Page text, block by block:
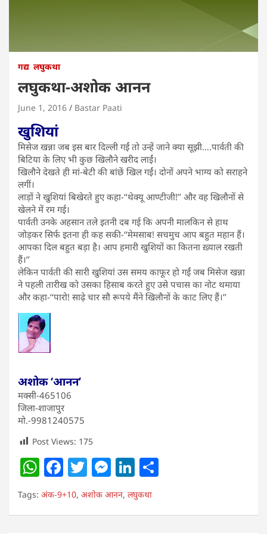
गद्य लघुकथा
लघुकथा-अशोक आनन
June 1, 2016 Bastar Paati
खुशियां
मिसेज खन्ना जब इस बार दिल्ली गईं तो उन्हें जाने क्या सूझी….पार्वती की
बिटिया के लिए भी कुछ खिलौने खरीद लाईं।
खिलौने देखते ही मां-बेटी की बांछें खिल गईं। दोनों अपने भाग्य को सराहने
लगीं।
लाड़ों ने खुशियां बिखेरते हुए कहा-‘‘थेक्यू आण्टीजी!’’ और वह खिलौनों से
खेलने में रम गई।
पार्वती उनके अहसान तले इतनी दब गई कि अपनी मालकिन से हाथ
जोड़कर सिर्फ इतना ही कह सकी-‘‘मेमसाब! सचमुच आप बहुत महान हैं।
आपका दिल बहुत बड़ा है। आप हमारी खुशियों का कितना ख़्याल रखती
हैं।’’
लेकिन पार्वती की सारी खुशियां उस समय काफूर हो गईं जब मिसेज खन्ना
ने पहली तारीख को उसका हिसाब करते हुए उसे पचास का नोट थमाया
और कहा-‘‘पारो! साढ़े चार सौ रूपये मैंने खिलौनों के काट लिए हैं।’’
अशोक ‘आनन’
मक्सी-465106
जिला-शाजापुर
मो.-9981240575
Post Views: 175
W
h
at
s
F
a
c
e
T
w
itt
er
M
e
ss
e
Li
n
k
e e
Tags: अंक-9+10, अशोक आनन, लघुकथा